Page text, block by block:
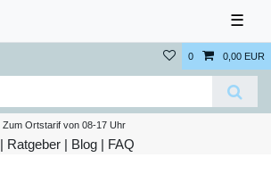
☰
0 0,00 EUR
Zum Ortstarif von 08-17 Uhr
| Ratgeber | Blog | FAQ